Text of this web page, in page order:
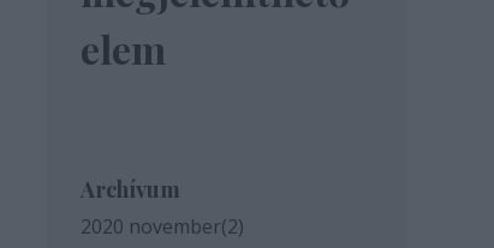
elem
Archívum
2020 november(2)